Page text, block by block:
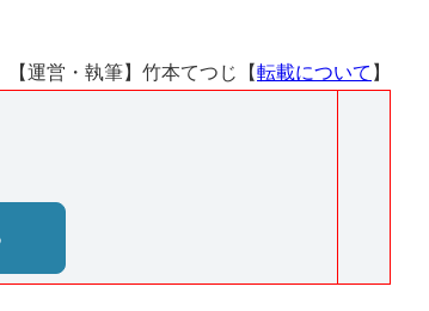
【運営・執筆】竹本てつじ【転載について 】